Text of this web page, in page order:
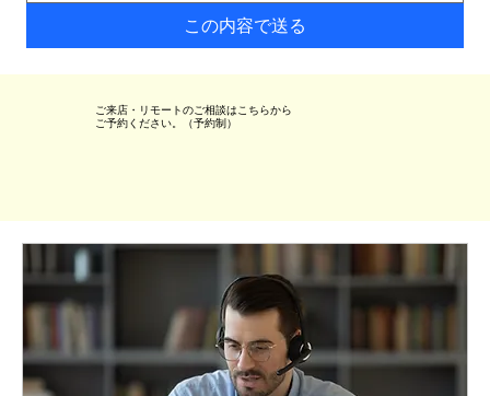
この内容で送る
ご来店・リモートのご相談はこちらから
ご予約ください。（予約制）